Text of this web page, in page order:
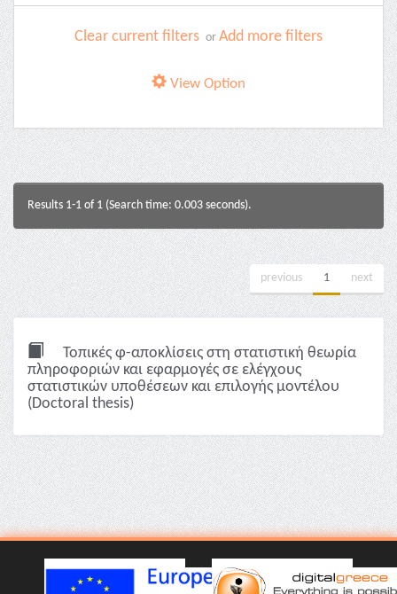
Clear current filters or Add more filters
View Option
Results 1-1 of 1 (Search time: 0.003 seconds).
previous 1 next
Τοπικές φ-αποκλίσεις στη στατιστική θεωρία
πληροφοριών και εφαρμογές σε ελέγχους
στατιστικών υποθέσεων και επιλογής μοντέλου
(Doctoral thesis)